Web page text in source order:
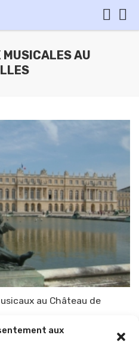
aux
MUSICALES AU
au Château de